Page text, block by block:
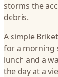
storms the
debris.
A simple
for a morning
lunch and a
the day at a